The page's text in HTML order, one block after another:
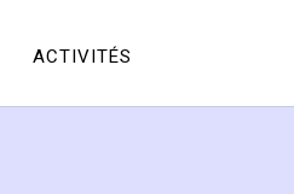
ACTIVITÉS